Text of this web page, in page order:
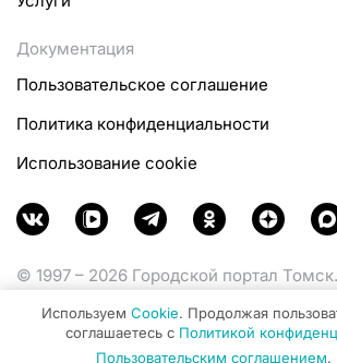
Документация
Пользовательское соглашение
Политика конфиденциальности
Использование cookie
© 1997 – 2026 Городской портал
Министерства цифрового развития,
коммуникаций Российской Федерации.
Используем Cookie. Продолжая
соглашаетесь с Политикой
Пользовательским соглашением.